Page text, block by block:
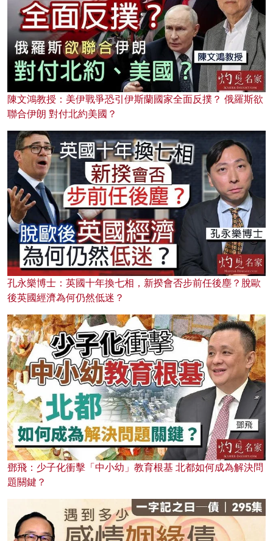
陳文鴻教授：美伊戰爭恐引伊斯蘭國家全面反撲？ 俄羅斯欲
聯合伊朗 對付北約美國？
孔永樂博士：英國十年換七相，新揆會否步前任後塵？脫歐
後英國經濟為何仍然低迷？
鄧飛：少子化衝擊「中小幼」教育根基 北都如何成為解決問
題關鍵？